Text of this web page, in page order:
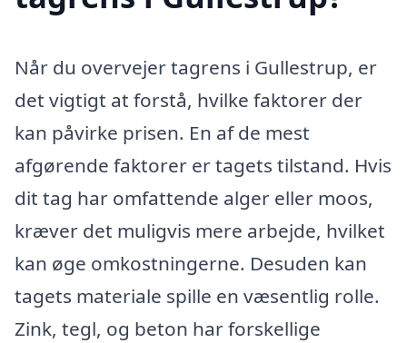
Når du overvejer tagrens i Gullestrup, er
det vigtigt at forstå, hvilke faktorer der
kan påvirke prisen. En af de mest
afgørende faktorer er tagets tilstand. Hvis
dit tag har omfattende alger eller moos,
kræver det muligvis mere arbejde, hvilket
kan øge omkostningerne. Desuden kan
tagets materiale spille en væsentlig rolle.
Zink, tegl, og beton har forskellige